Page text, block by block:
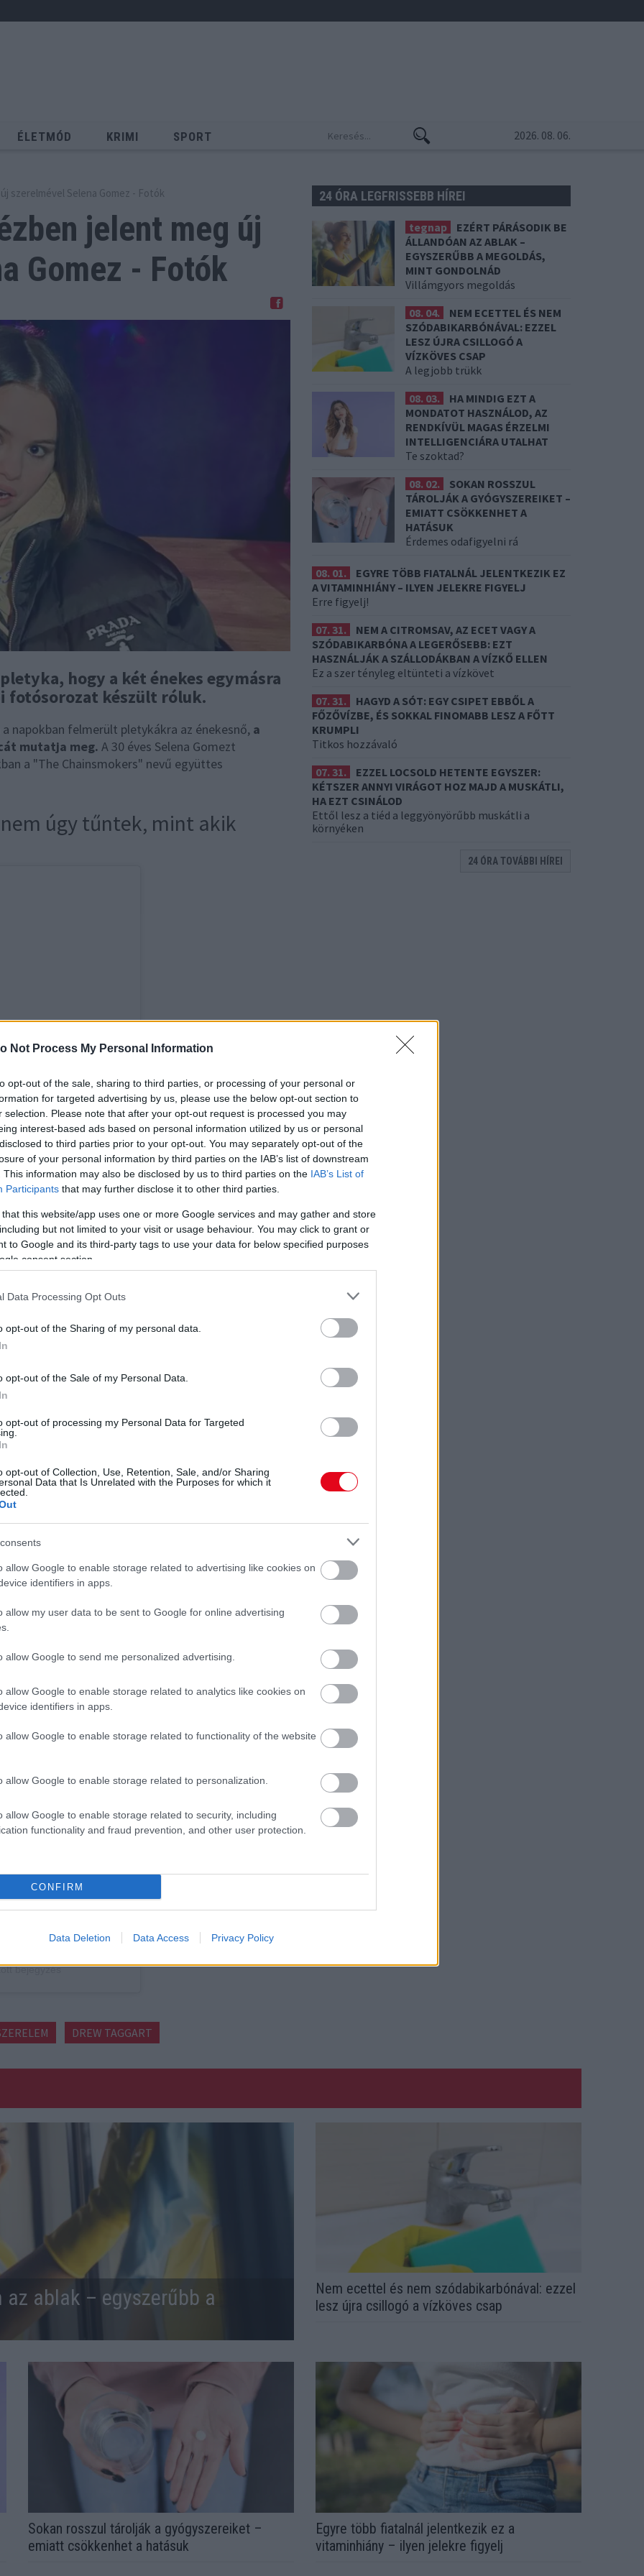
Not Process My Personal Information
opt-out of the sale, sharing to third parties, or processing of your personal or
for targeted advertising by us, please use the below opt-out section to
selection. Please note that after your opt-out request is processed you may
interest-based ads based on personal information utilized by us or personal
to third parties prior to your opt-out. You may separately opt-out of the
of your personal information by third parties on the IAB’s list of downstream
This information may also be disclosed by us to third parties on the IAB’s List of
Participants that may further disclose it to other third parties.
that this website/app uses one or more Google services and may gather and store
but not limited to your visit or usage behaviour. You may click to grant or
to Google and its third-party tags to use your data for below specified purposes
consent section.
Data Processing Opt Outs
opt-out of the Sharing of my personal data.
opt-out of the Sale of my Personal Data.
opt-out of processing my Personal Data for Targeted
opt-out of Collection, Use, Retention, Sale, and/or Sharing
Data that Is Unrelated with the Purposes for which it
allow Google to enable storage related to advertising like cookies on
identifiers in apps.
allow my user data to be sent to Google for online advertising
allow Google to send me personalized advertising.
allow Google to enable storage related to analytics like cookies on
identifiers in apps.
allow Google to enable storage related to functionality of the website
allow Google to enable storage related to personalization.
allow Google to enable storage related to security, including
functionality and fraud prevention, and other user protection.
CONFIRM
Data Deletion Data Access Privacy Policy
ÉLETMÓD KRIMI SPORT 2026. 08. 06.
szerelmével Selena Gomez - Fotók
jelent meg új
Gomez - Fotók
hogy a két énekes egymásra
fotósorozat készült róluk.
napokban felmerült pletykákra az énekesnő, a
mutatja meg. A 30 éves Selena Gomezt
a "The Chainsmokers" nevű együttes
úgy tűntek, mint akik
megosztott bejegyzés
a színésznő elegáns fekete ruhát
oversize farmerben és fehér tornacipőben
együtt, úgyhogy ez a héten már a második
egy nagyobb társaságban.
és kész szerencse, hogy a "Szingli
Insta-Storyjából.
bejegyzés
DREW TAGGART
24 ÓRA LEGFRISSEBB HÍREI
tegnap
EZÉRT PÁRÁSODIK BE
ÁLLANDÓAN AZ ABLAK –
EGYSZERŰBB A MEGOLDÁS,
MINT GONDOLNÁD
Villámgyors megoldás
08. 04.
NEM ECETTEL ÉS NEM
SZÓDABIKARBÓNÁVAL: EZZEL
LESZ ÚJRA CSILLOGÓ A
VÍZKÖVES CSAP
A legjobb trükk
08. 03.
HA MINDIG EZT A
MONDATOT HASZNÁLOD, AZ
RENDKÍVÜL MAGAS ÉRZELMI
INTELLIGENCIÁRA UTALHAT
Te szoktad?
08. 02.
SOKAN ROSSZUL
TÁROLJÁK A GYÓGYSZEREIKET –
EMIATT CSÖKKENHET A
HATÁSUK
Érdemes odafigyelni rá
08. 01.
EGYRE TÖBB FIATALNÁL JELENTKEZIK EZ
A VITAMINHIÁNY – ILYEN JELEKRE FIGYELJ
Erre figyelj!
07. 31.
NEM A CITROMSAV, AZ ECET VAGY A
SZÓDABIKARBÓNA A LEGERŐSEBB: EZT
HASZNÁLJÁK A SZÁLLODÁKBAN A VÍZKŐ ELLEN
Ez a szer tényleg eltünteti a vízkövet
07. 31.
HAGYD A SÓT: EGY CSIPET EBBŐL A
FŐZŐVÍZBE, ÉS SOKKAL FINOMABB LESZ A FŐTT
KRUMPLI
Titkos hozzávaló
07. 31.
EZZEL LOCSOLD HETENTE EGYSZER:
KÉTSZER ANNYI VIRÁGOT HOZ MAJD A MUSKÁTLI,
HA EZT CSINÁLOD
Ettől lesz a tiéd a leggyönyörűbb muskátli a
környéken
24 ÓRA TOVÁBBI HÍREI
ablak – egyszerűbb a
Nem ecettel és nem szódabikarbónával: ezzel
lesz újra csillogó a vízköves csap
Sokan rosszul tárolják a gyógyszereiket –
emiatt csökkenhet a hatásuk
Egyre több fiatalnál jelentkezik ez a
vitaminhiány – ilyen jelekre figyelj